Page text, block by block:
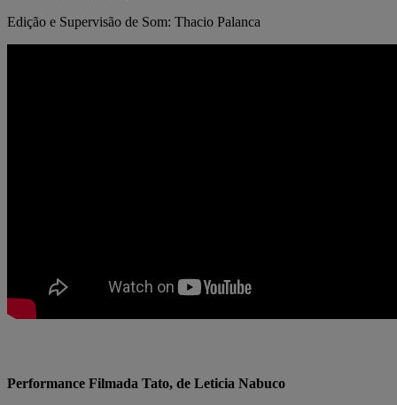
Edição e Supervisão de Som: Thacio Palanca
Performance Filmada Tato, de Leticia Nabuco